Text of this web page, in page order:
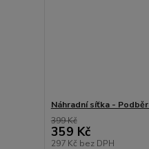
Náhradní síťka -
399 Kč
359 Kč
297 Kč bez DPH